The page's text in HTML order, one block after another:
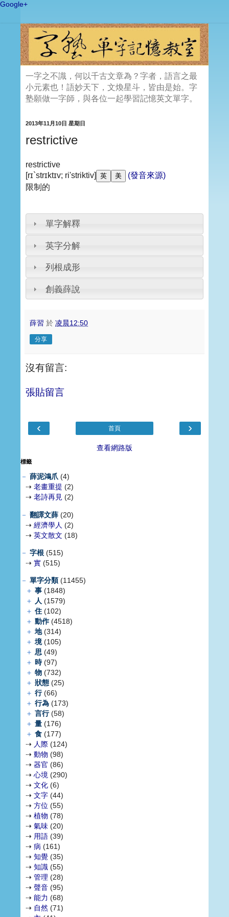
Google+
一字之不識，何以千古文章為？字者，語言之最
小元素也！語妙天下，文煥星斗，皆由是始。字
塾願做一字師，與各位一起學習記憶英文單字。
2013年11月10日 星期日
restrictive
restrictive
[rɪ`strɪktɪv; ri'striktiv]
(發音來源)
限制的
單字解釋
英字分解
列根成形
創義薛說
薛習 於 凌晨12:50
分享
沒有留言:
張貼留言
‹ ›
首頁
查看網路版
標籤
－ 薛泥鴻爪 (4)
⇢ 老畫重提 (2)
⇢ 老詩再見 (2)
－ 翻譯文薛 (20)
⇢ 經濟學人 (2)
⇢ 英文散文 (18)
－ 字根 (515)
⇢ 實 (515)
－ 單字分類(11455)
＋ 事 (1848)
＋ 人 (1579)
＋ 住 (102)
＋ 動作(4518)
＋ 地(314)
＋ 境(105)
＋ 思 (49)
＋ 時(97)
＋ 物 (732)
＋ 狀態 (25)
＋ 行(66)
＋ 行為 (173)
＋ 言行(58)
＋ 量 (176)
＋ 食 (177)
⇢ 人際 (124)
⇢ 動物 (98)
⇢ 器官 (86)
⇢ 心境 (290)
⇢ 文化 (6)
⇢ 文字 (44)
⇢ 方位 (55)
⇢ 植物 (78)
⇢ 氣味 (20)
⇢ 用語 (39)
⇢ 病 (161)
⇢ 知覺 (35)
⇢ 知識 (55)
⇢ 管理 (28)
⇢ 聲音 (95)
⇢ 能力 (68)
⇢ 自然 (71)